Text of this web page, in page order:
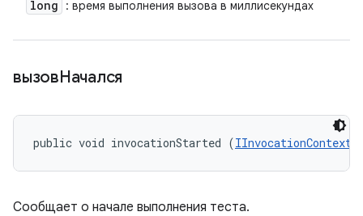
long : время выполнения вызова в миллисекундах
вызовНачался
public void invocationStarted (IInvocationContext
Сообщает о начале выполнения теста.